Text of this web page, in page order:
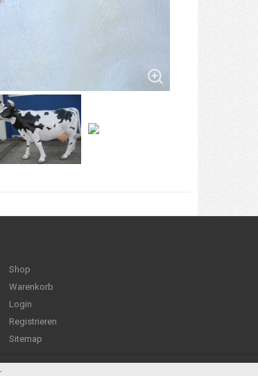
Shop
Warenkorb
Login
Registrieren
Sitemap